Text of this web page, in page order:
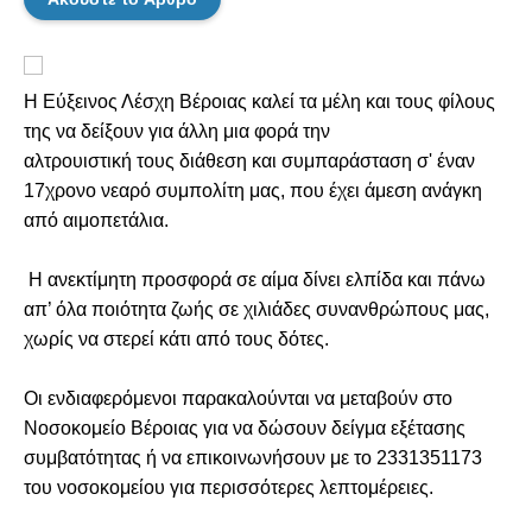
Η Εύξεινος Λέσχη Βέροιας καλεί τα μέλη και τους φίλους
της να δείξουν για άλλη μια φορά την
αλτρουιστική τους διάθεση και συμπαράσταση σ' έναν
17χρονο νεαρό συμπολίτη μας, που έχει άμεση ανάγκη
από αιμοπετάλια.
Η ανεκτίμητη προσφορά σε αίμα δίνει ελπίδα και πάνω
απ’ όλα ποιότητα ζωής σε χιλιάδες συνανθρώπους μας,
χωρίς να στερεί κάτι από τους δότες.
Οι ενδιαφερόμενοι παρακαλούνται να μεταβούν στο
Νοσοκομείο Βέροιας για να δώσουν δείγμα εξέτασης
συμβατότητας ή να επικοινωνήσουν με το 2331351173
του νοσοκομείου για περισσότερες λεπτομέρειες.